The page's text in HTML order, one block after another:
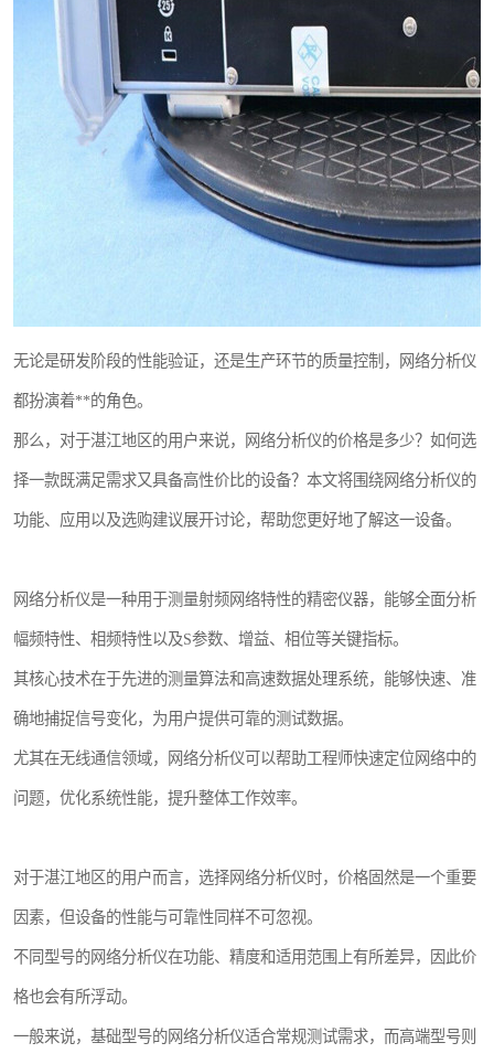
无论是研发阶段的性能验证，还是生产环节的质量控制，网络分析仪
都扮演着**的角色。
那么，对于湛江地区的用户来说，网络分析仪的价格是多少？如何选
择一款既满足需求又具备高性价比的设备？本文将围绕网络分析仪的
功能、应用以及选购建议展开讨论，帮助您更好地了解这一设备。
网络分析仪是一种用于测量射频网络特性的精密仪器，能够全面分析
幅频特性、相频特性以及S参数、增益、相位等关键指标。
其核心技术在于先进的测量算法和高速数据处理系统，能够快速、准
确地捕捉信号变化，为用户提供可靠的测试数据。
尤其在无线通信领域，网络分析仪可以帮助工程师快速定位网络中的
问题，优化系统性能，提升整体工作效率。
对于湛江地区的用户而言，选择网络分析仪时，价格固然是一个重要
因素，但设备的性能与可靠性同样不可忽视。
不同型号的网络分析仪在功能、精度和适用范围上有所差异，因此价
格也会有所浮动。
一般来说，基础型号的网络分析仪适合常规测试需求，而高端型号则